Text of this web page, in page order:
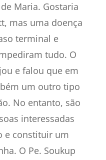
Maria. Gostaria
mas uma doença
terminal e
tudo. O
e falou que em
um outro tipo
No entanto, são
interessadas
e constituir um
O Pe. Soukup